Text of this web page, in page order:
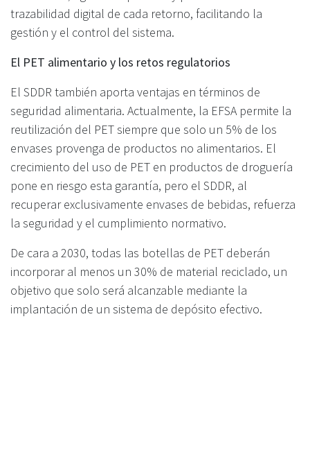
trazabilidad digital de cada retorno, facilitando la
gestión y el control del sistema.
El PET alimentario y los retos regulatorios
El SDDR también aporta ventajas en términos de
seguridad alimentaria. Actualmente, la EFSA permite la
reutilización del PET siempre que solo un 5% de los
envases provenga de productos no alimentarios. El
crecimiento del uso de PET en productos de droguería
pone en riesgo esta garantía, pero el SDDR, al
recuperar exclusivamente envases de bebidas, refuerza
la seguridad y el cumplimiento normativo.
De cara a 2030, todas las botellas de PET deberán
incorporar al menos un 30% de material reciclado, un
objetivo que solo será alcanzable mediante la
implantación de un sistema de depósito efectivo.